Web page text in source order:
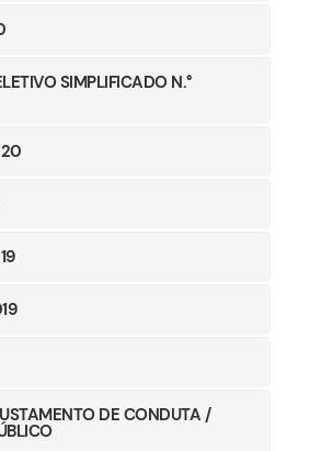
SIMPLIFICADO N.°
DE CONDUTA /